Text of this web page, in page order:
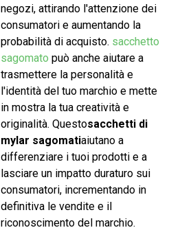
negozi, attirando l'attenzione dei
consumatori e aumentando la
probabilità di acquisto. sacchetto
sagomato può anche aiutare a
trasmettere la personalità e
l'identità del tuo marchio e mette
in mostra la tua creatività e
originalità. Questosacchetti di
mylar sagomatiaiutano a
differenziare i tuoi prodotti e a
lasciare un impatto duraturo sui
consumatori, incrementando in
definitiva le vendite e il
riconoscimento del marchio.